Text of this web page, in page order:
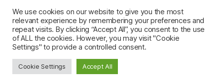
À PROPOS•MENTIONS LÉGALES•
POLITIQUE DE CONFIDENTIALITÉ
© 2026 FichesVocabulaire.com
We use cookies on our website to give you the most
relevant experience by remembering your preferences and
repeat visits. By clicking “Accept All”, you consent to the use
of ALL the cookies. However, you may visit "Cookie
Settings" to provide a controlled consent.
Cookie Settings Accept All